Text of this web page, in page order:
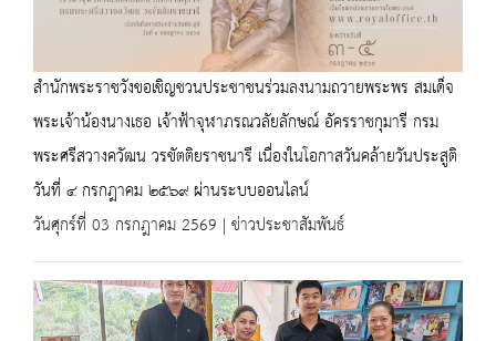
สำนักพระราชวังขอเชิญชวนประชาชนร่วมลงนามถวายพระพร สมเด็จ
พระเจ้าน้องนางเธอ เจ้าฟ้าจุฬาภรณวลัยลักษณ์ อัครราชกุมารี กรม
พระศรีสวางควัฒน วรขัตติยราชนารี เนื่องในโอกาสวันคล้ายวันประสูติ
วันที่ ๔ กรกฎาคม ๒๕๖๙ ผ่านระบบออนไลน์
วันศุกร์ที่ 03 กรกฎาคม 2569 | ข่าวประชาสัมพันธ์